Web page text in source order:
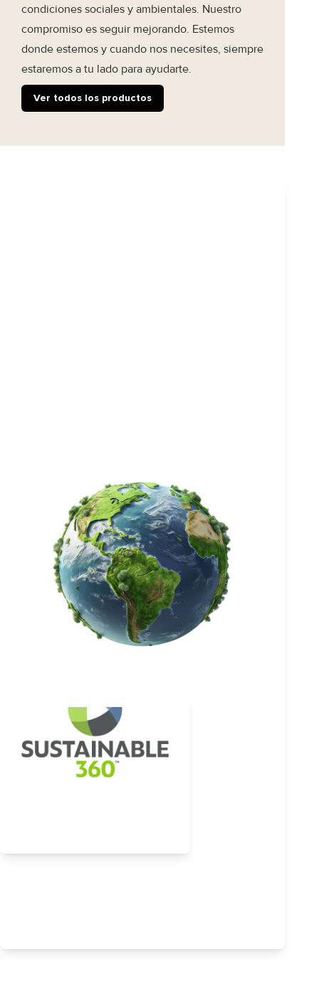
condiciones sociales y ambientales. Nuestro
compromiso es seguir mejorando. Estemos
donde estemos y cuando nos necesites, siempre
estaremos a tu lado para ayudarte.
Ver todos los productos